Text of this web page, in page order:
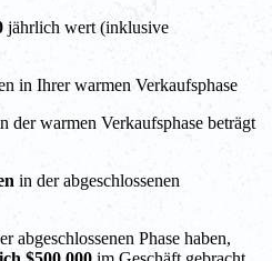
jährlich wert (inklusive
in Ihrer warmen Verkaufsphase
der warmen Verkaufsphase beträgt
in der abgeschlossenen
abgeschlossenen Phase haben,